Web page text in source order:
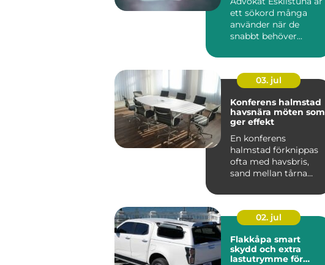
ett sökord många
använder när de
snabbt behöver...
03. jul
Konferens halmstad
havsnära möten som
ger effekt
En konferens
halmstad förknippas
ofta med havsbris,
sand mellan tårna
landskap bara m...
02. jul
Flakkåpa smart
skydd och extra
lastutrymme för